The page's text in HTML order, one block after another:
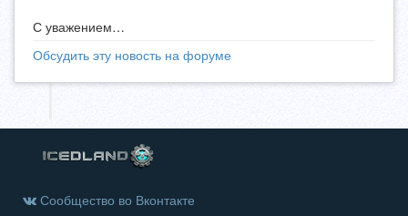
С уважением…
Обсудить эту новость на форуме
Сообщество во Вконтакте